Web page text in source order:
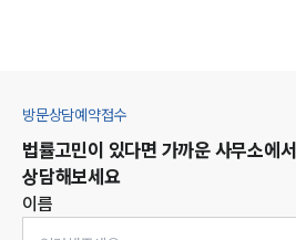
방문상담예약접수
법률고민이 있다면 가까운 사무소에서
상담해보세요
이름